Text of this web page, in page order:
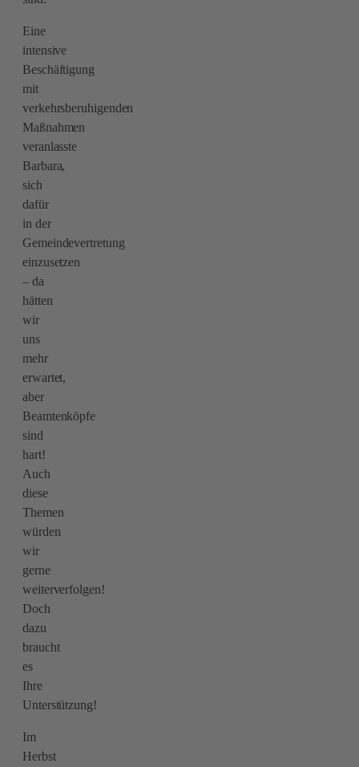
Eine
intensive
Beschäftigung
mit
verkehrsberuhigenden
Maßnahmen
veranlasste
Barbara,
sich
dafür
in der
Gemeindevertretung
einzusetzen
– da
hätten
wir
uns
mehr
erwartet,
aber
Beamtenköpfe
sind
hart!
Auch
diese
Themen
würden
wir
gerne
weiterverfolgen!
Doch
dazu
braucht
es
Ihre
Unterstützung!
Im
Herbst